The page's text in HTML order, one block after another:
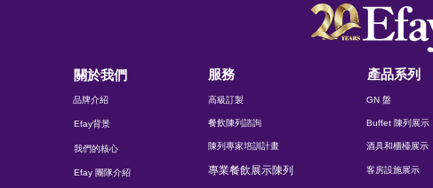
關於我們
品牌介紹
Efay背景
我們的核心
Efay 團隊介紹
服務
高級訂製
餐飲陳列諮詢
陳列專家培訓計畫
專業餐飲展示陳列
產品系列
GN 盤
Buffet 陳列展示
酒具和櫃檯展示
客房設施展示